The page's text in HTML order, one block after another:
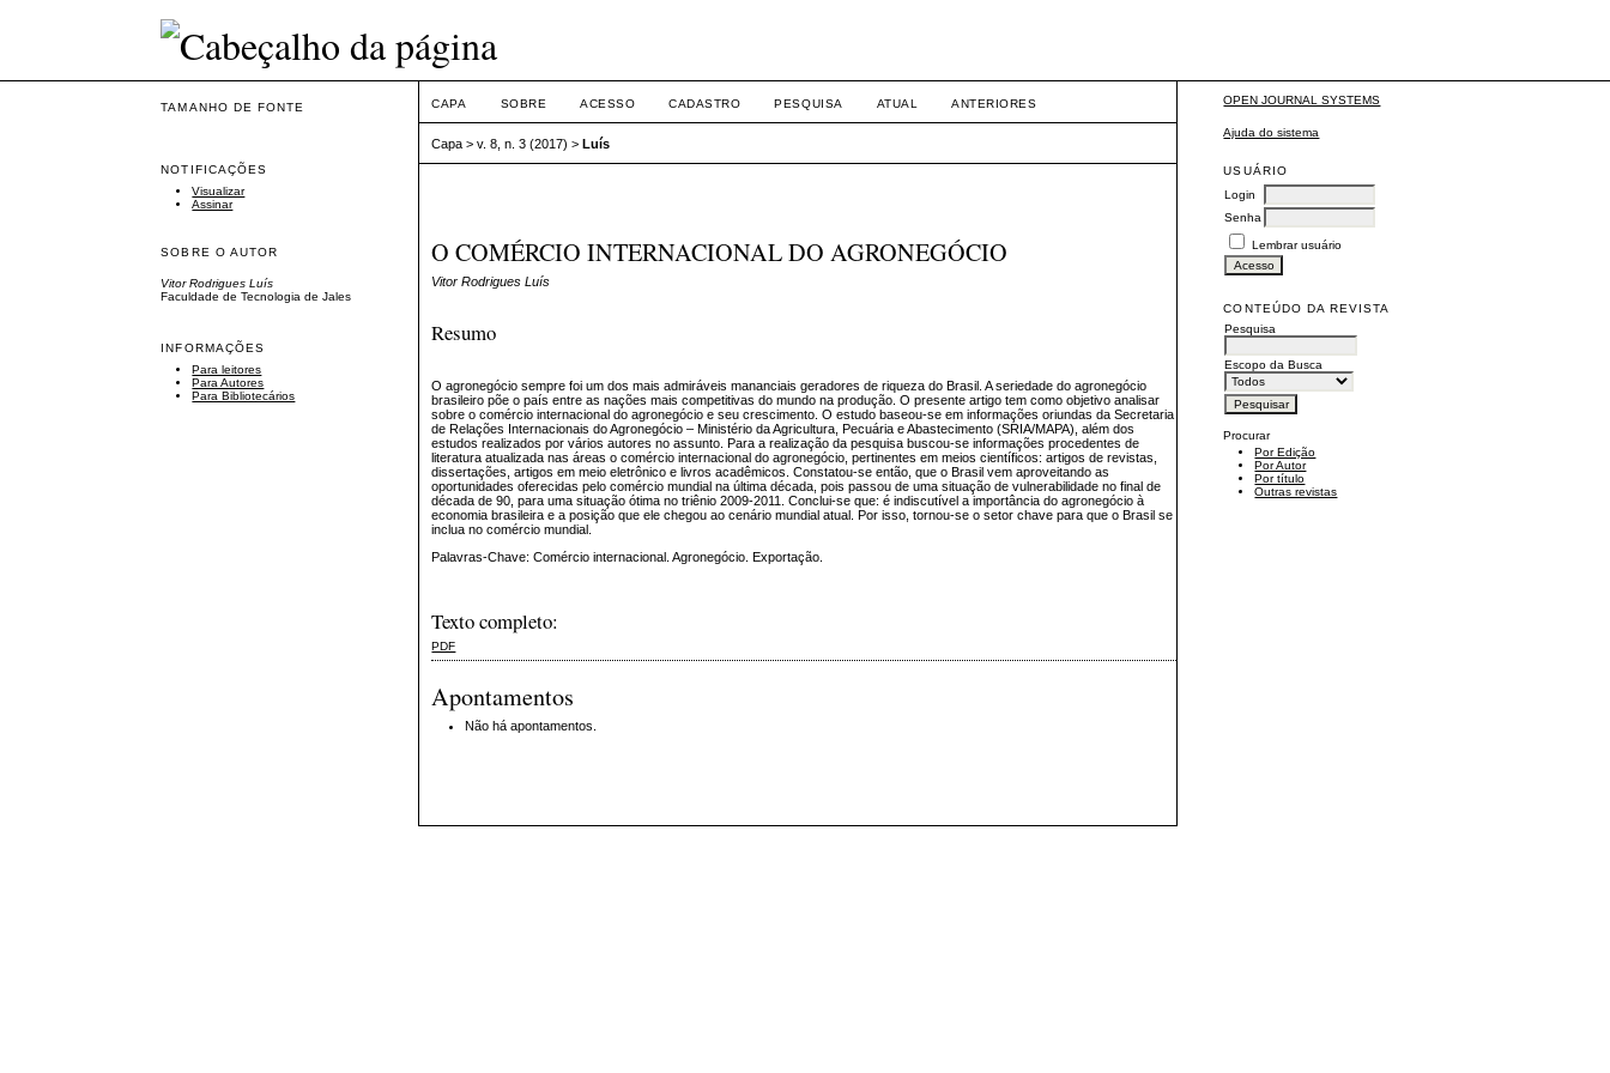
TAMANHO DE FONTE
NOTIFICAÇÕES
Visualizar
Assinar
SOBRE O AUTOR
Vitor Rodrigues Luís
Faculdade de Tecnologia de Jales
INFORMAÇÕES
Para leitores
Para Autores
Para Bibliotecários
OPEN JOURNAL SYSTEMS
Ajuda do sistema
USUÁRIO
Login
Senha
Lembrar usuário
CONTEÚDO DA REVISTA
Pesquisa
Escopo da Busca
Procurar
Por Edição
Por Autor
Por título
Outras revistas
CAPA SOBRE ACESSO CADASTRO PESQUISA ATUAL ANTERIORES
Capa >v. 8, n. 3 (2017) >Luís
O COMÉRCIO INTERNACIONAL DO AGRONEGÓCIO
Vitor Rodrigues Luís
Resumo
O agronegócio sempre foi um dos mais admiráveis mananciais geradores de riqueza do Brasil. A seriedade do agronegócio
brasileiro põe o país entre as nações mais competitivas do mundo na produção. O presente artigo tem como objetivo analisar
sobre o comércio internacional do agronegócio e seu crescimento. O estudo baseou-se em informações oriundas da Secretaria
de Relações Internacionais do Agronegócio – Ministério da Agricultura, Pecuária e Abastecimento (SRIA/MAPA), além dos
estudos realizados por vários autores no assunto. Para a realização da pesquisa buscou-se informações procedentes de
literatura atualizada nas áreas o comércio internacional do agronegócio, pertinentes em meios científicos: artigos de revistas,
dissertações, artigos em meio eletrônico e livros acadêmicos. Constatou-se então, que o Brasil vem aproveitando as
oportunidades oferecidas pelo comércio mundial na última década, pois passou de uma situação de vulnerabilidade no final de
década de 90, para uma situação ótima no triênio 2009-2011. Conclui-se que: é indiscutível a importância do agronegócio à
economia brasileira e a posição que ele chegou ao cenário mundial atual. Por isso, tornou-se o setor chave para que o Brasil se
inclua no comércio mundial.
Palavras-Chave: Comércio internacional. Agronegócio. Exportação.
Texto completo:
PDF
Apontamentos
Não há apontamentos.